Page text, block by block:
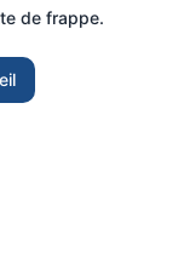
de frappe.